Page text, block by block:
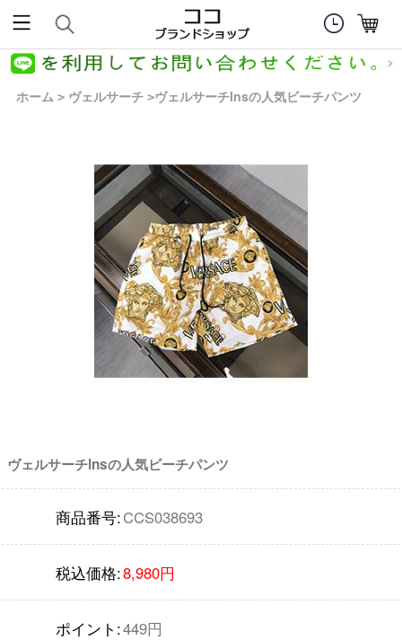
ホーム > ヴェルサーチ >ヴェルサーチlnsの人気ビーチパンツ
ヴェルサーチlnsの人気ビーチパンツ
商品番号:CCS038693
税込価格:8,980円
ポイント:449円